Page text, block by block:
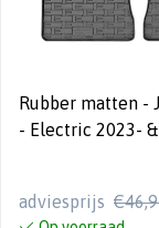
Rubber matten -
- Electric 2023-
montagesysteem
adviesprijs